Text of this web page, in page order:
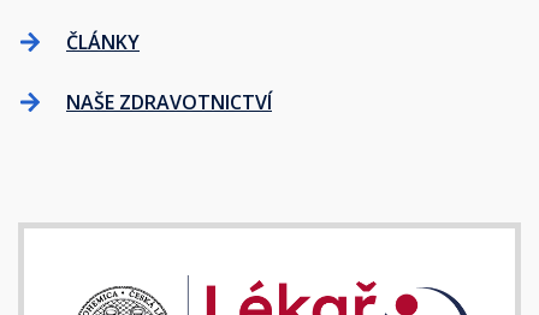
ČLÁNKY
NAŠE ZDRAVOTNICTVÍ